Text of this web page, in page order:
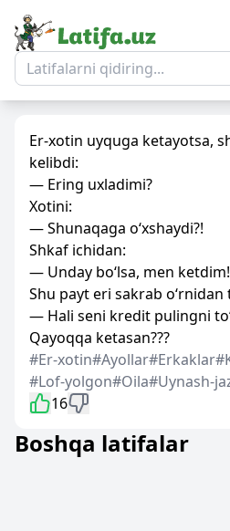
Er-xotin uyquga ketayotsa,
kelibdi:
— Ering uxladimi?
Xotini:
— Shunaqaga o‘xshaydi?!
Shkaf ichidan:
— Unday bo‘lsa, men ketdim!
Shu payt eri sakrab o‘rnidan
— Hali seni kredit pulingni
Qayoqqa ketasan???
#Er-xotin#Ayollar#Erkaklar
#Lof-yolgon#Oila#Uynash-
16
Boshqa latifalar